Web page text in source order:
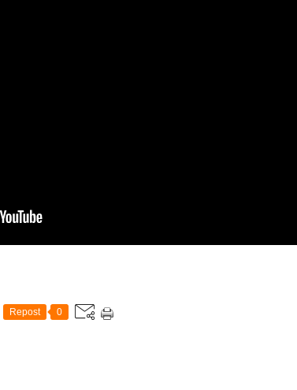
Repost 0